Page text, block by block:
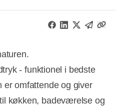
- funktionel i bedste
er omfattende og giver
køkken, badeværelse og